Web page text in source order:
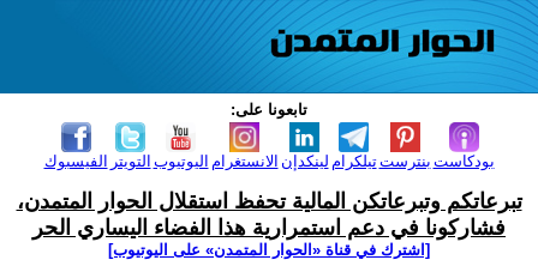
تابعونا على:
الفيسبوك التويتر اليوتيوب الانستغرام لينكدإن تيلكرامبنترست بودكاست
تبرعاتكم وتبرعاتكن المالية تحفظ استقلال الحوار المتمدن،
فشاركونا في دعم استمرارية هذا الفضاء اليساري الحر
[اشترك في قناة ‫«الحوار المتمدن» على اليوتيوب]